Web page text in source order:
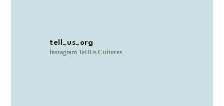
tell_us_org
Instagram TellUs Cultures